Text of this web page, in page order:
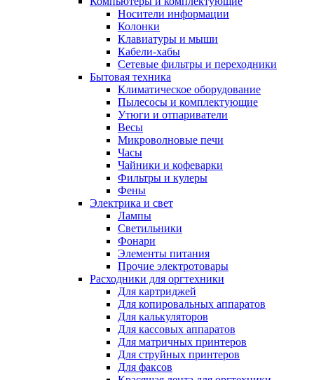
Носители информации
Колонки
Клавиатуры и мыши
Кабели-хабы
Сетевые фильтры и переходники
Бытовая техника
Климатическое оборудование
Пылесосы и комплектующие
Утюги и отпариватели
Весы
Микроволновые печи
Часы
Чайники и кофеварки
Фильтры и кулеры
Фены
Электрика и свет
Лампы
Светильники
Фонари
Элементы питания
Прочие электротовары
Расходники для оргтехники
Для картриджей
Для копировальных аппаратов
Для калькуляторов
Для кассовых аппаратов
Для матричных принтеров
Для струйных принтеров
Для факсов